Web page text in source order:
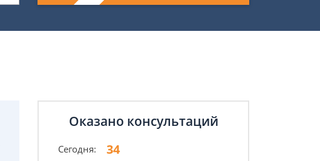
Оказано консультаций
Сегодня: 34